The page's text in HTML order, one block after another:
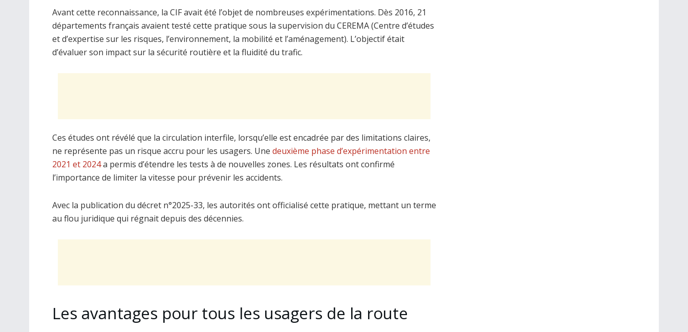
Avant cette reconnaissance, la CIF avait été l’objet de nombreuses expérimentations. Dès 2016, 21
départements français avaient testé cette pratique sous la supervision du CEREMA (Centre d’études
et d’expertise sur les risques, l’environnement, la mobilité et l’aménagement). L’objectif était
d’évaluer son impact sur la sécurité routière et la fluidité du trafic.
Ces études ont révélé que la circulation interfile, lorsqu’elle est encadrée par des limitations claires,
ne représente pas un risque accru pour les usagers. Une deuxième phase d’expérimentation entre
2021 et 2024a permis d’étendre les tests à de nouvelles zones. Les résultats ont confirmé
l’importance de limiter la vitesse pour prévenir les accidents.
Avec la publication du décret n°2025-33, les autorités ont officialisé cette pratique, mettant un terme
au flou juridique qui régnait depuis des décennies.
Les avantages pour tous les usagers de la route